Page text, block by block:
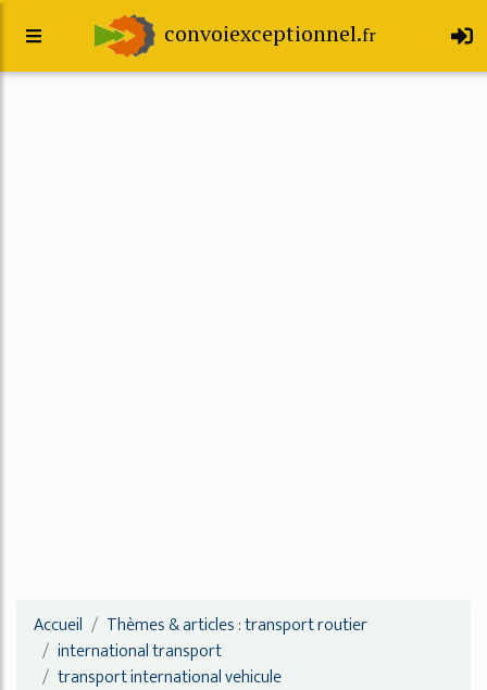
convoiexceptionnel.fr
Accueil
Thèmes & articles : transport routier
international transport
transport international vehicule